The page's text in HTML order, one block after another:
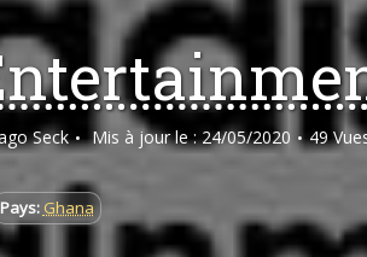
Seck Mis à jour le : 24/05/2020 49
Pays: Ghana